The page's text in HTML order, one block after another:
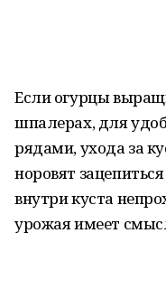
Если огурцы
шпалерах, для
рядами, ухода за
норовят
внутри куста
урожая имеет